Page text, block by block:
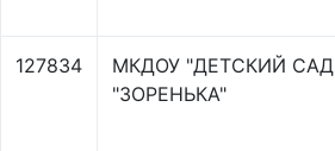
127834
МКДОУ "ДЕТСКИЙ САД
"ЗОРЕНЬКА"